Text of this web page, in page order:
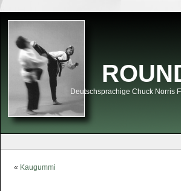
Deutschsprachige Chuck Norris
« Kaugummi